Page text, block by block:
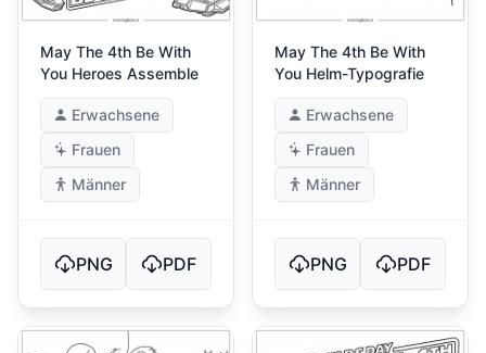
May The 4th Be With
You Heroes Assemble
Erwachsene
Frauen
Männer
PNG PDF
May The 4th Be With
You Helm-Typografie
Erwachsene
Frauen
Männer
PNG PDF